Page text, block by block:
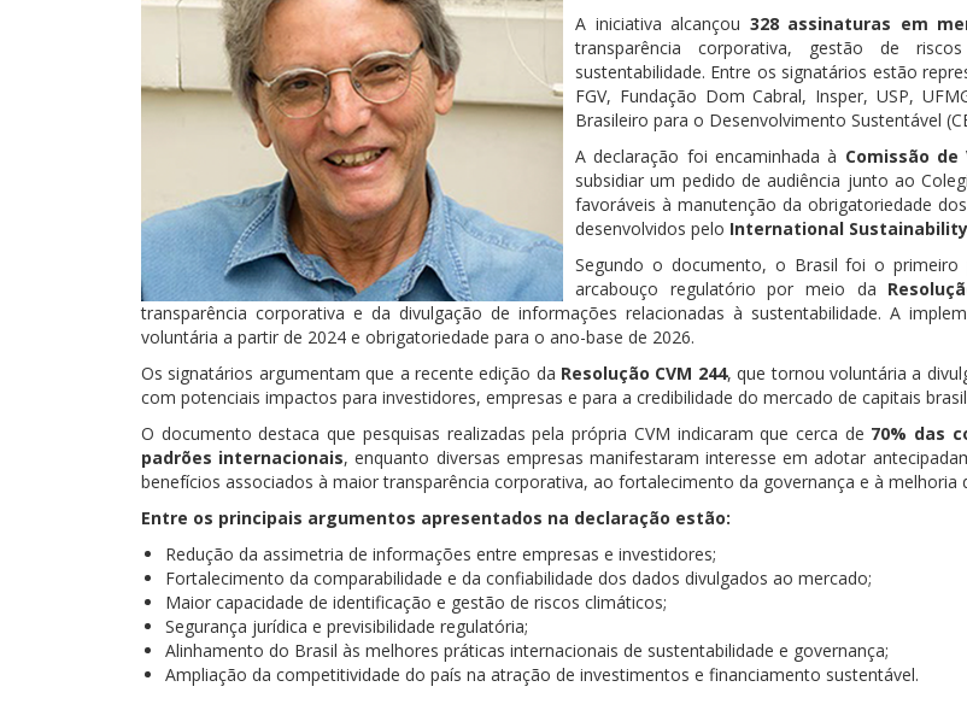
A iniciativa alcançou 328 assinaturas em
transparência corporativa, gestão de
sustentabilidade. Entre os signatários estão
FGV, Fundação Dom Cabral, Insper, USP,
Brasileiro para o Desenvolvimento Sustentável
A declaração foi encaminhada à Comissão de
subsidiar um pedido de audiência junto ao
favoráveis à manutenção da obrigatoriedade
desenvolvidos pelo International Sustainability
Segundo o documento, o Brasil foi o
arcabouço regulatório por meio da
transparência corporativa e da divulgação de informações relacionadas à sustentabilidade. A
voluntária a partir de 2024 e obrigatoriedade para o ano-base de 2026.
Os signatários argumentam que a recente edição da Resolução CVM 244, que tornou voluntária a
com potenciais impactos para investidores, empresas e para a credibilidade do mercado de capitais
O documento destaca que pesquisas realizadas pela própria CVM indicaram que cerca de 70% das
padrões internacionais, enquanto diversas empresas manifestaram interesse em adotar
benefícios associados à maior transparência corporativa, ao fortalecimento da governança e à melhoria
Entre os principais argumentos apresentados na declaração estão:
Redução da assimetria de informações entre empresas e investidores;
Fortalecimento da comparabilidade e da confiabilidade dos dados divulgados ao mercado;
Maior capacidade de identificação e gestão de riscos climáticos;
Segurança jurídica e previsibilidade regulatória;
Alinhamento do Brasil às melhores práticas internacionais de sustentabilidade e governança;
Ampliação da competitividade do país na atração de investimentos e financiamento sustentável.